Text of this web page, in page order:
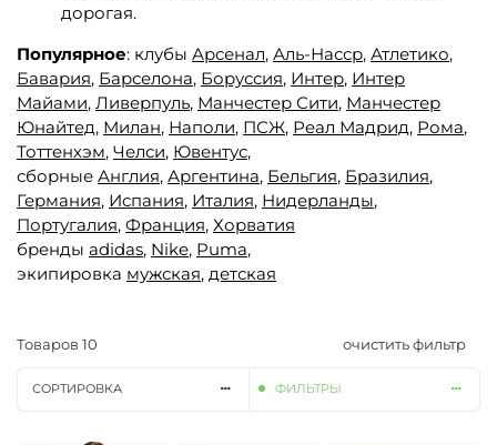
дорогая.
Популярное: клубы Арсенал, Аль-Насср, Атлетико,
Бавария, Барселона, Боруссия, Интер, Интер
Майами, Ливерпуль, Манчестер Сити, Манчестер
Юнайтед, Милан, Наполи, ПСЖ, Реал Мадрид, Рома,
Тоттенхэм, Челси, Ювентус,
сборные Англия, Аргентина, Бельгия, Бразилия,
Германия, Испания, Италия, Нидерланды,
Португалия, Франция, Хорватия
бренды adidas, Nike, Puma,
экипировка мужская, детская
Товаров 10 очистить фильтр
СОРТИРОВКА ФИЛЬТРЫ